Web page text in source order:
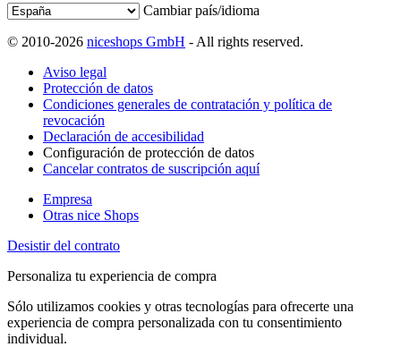
Cambiar país/idioma
© 2010-2026 niceshops GmbH - All rights reserved.
Aviso legal
Protección de datos
Condiciones generales de contratación y política de
revocación
Declaración de accesibilidad
Configuración de protección de datos
Cancelar contratos de suscripción aquí
Empresa
Otras nice Shops
Desistir del contrato
Personaliza tu experiencia de compra
Sólo utilizamos cookies y otras tecnologías para ofrecerte una
experiencia de compra personalizada con tu consentimiento
individual.